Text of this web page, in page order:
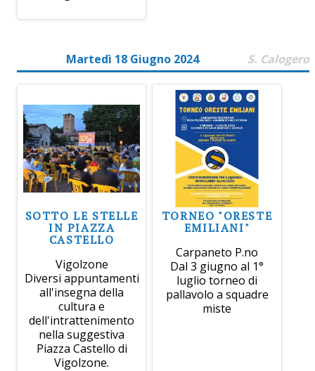
Martedì 18 Giugno 2024 S. Calogero
SOTTO LE STELLE
IN PIAZZA
CASTELLO
Vigolzone
Diversi appuntamenti
all'insegna della
cultura e
dell'intrattenimento
nella suggestiva
Piazza Castello di
Vigolzone.
TORNEO "ORESTE
EMILIANI"
Carpaneto P.no
Dal 3 giugno al 1°
luglio torneo di
pallavolo a squadre
miste